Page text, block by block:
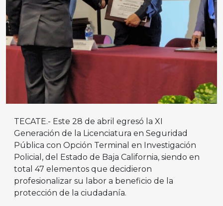
TECATE.- Este 28 de abril egresó la XI
Generación de la Licenciatura en Seguridad
Pública con Opción Terminal en Investigación
Policial, del Estado de Baja California, siendo en
total 47 elementos que decidieron
profesionalizar su labor a beneficio de la
protección de la ciudadanía.